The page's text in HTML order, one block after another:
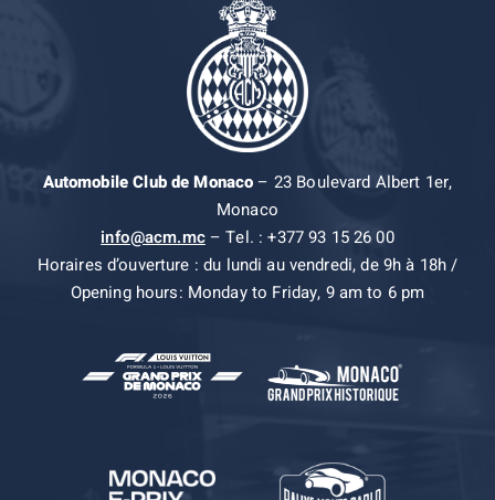
Automobile Club de Monaco– 23 Boulevard Albert 1er,
Monaco
info@acm.mc– Tel. : +377 93 15 26 00
Horaires d’ouverture : du lundi au vendredi, de 9h à 18h /
Opening hours: Monday to Friday, 9 am to 6 pm